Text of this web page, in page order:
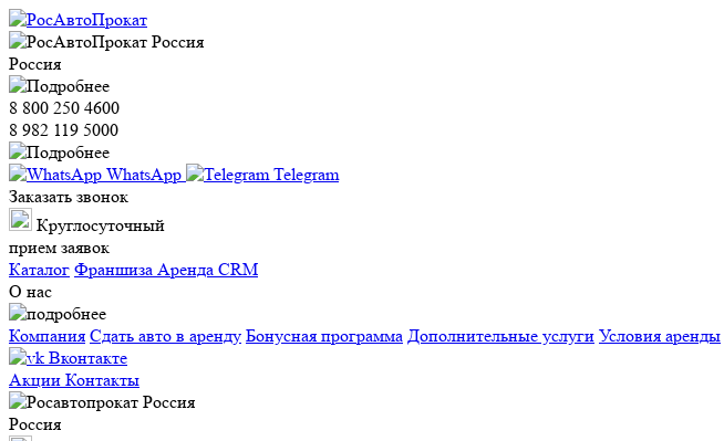
Россия
8 800 250 4600
8 982 119 5000
WhatsApp
Telegram
Заказать звонок
Круглосуточный
прием заявок
Каталог Франшиза Аренда CRM
О нас
Компания Сдать авто в аренду Бонусная программа Дополнительные услуги Условия аренды
Вконтакте
Акции Контакты
Россия